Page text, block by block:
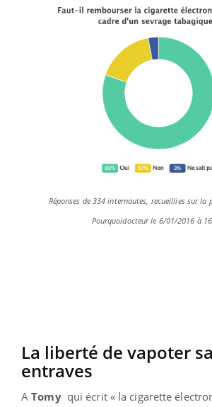
Réponses de 334 internautes, recueillies sur la
Pourquoidocteur le 6/01/2016 à
La liberté de vapoter
entraves
ATomy qui écrit « la cigarette